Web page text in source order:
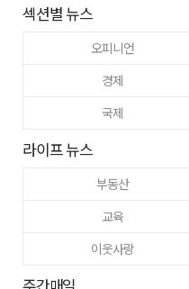
섹션별 뉴스
오피니언
경제
국제
라이프 뉴스
부동산
교육
이웃사랑